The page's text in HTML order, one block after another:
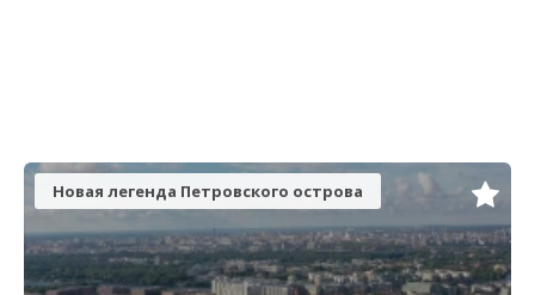
Новая легенда Петровского острова